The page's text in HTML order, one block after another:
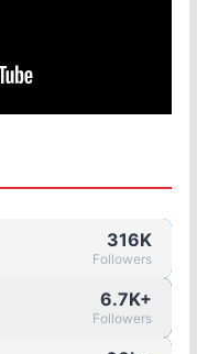
316K
Followers
6.7K+
Followers